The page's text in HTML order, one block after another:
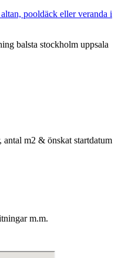
pooldäck eller veranda i
m2 & önskat startdatum
m.m.